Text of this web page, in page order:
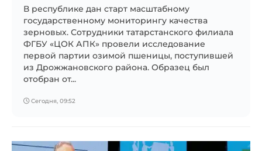
В республике дан старт масштабному
государственному мониторингу качества
зерновых. Сотрудники татарстанского филиала
ФГБУ «ЦОК АПК» провели исследование
первой партии озимой пшеницы, поступившей
из Дрожжановского района. Образец был
отобран от...
Сегодня, 09:52